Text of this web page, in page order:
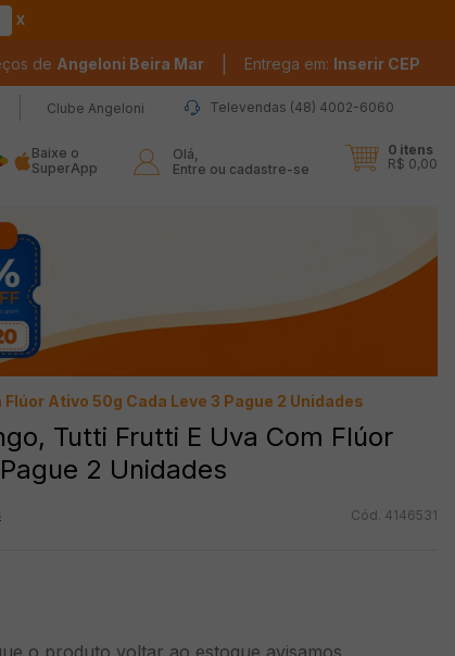
de Angeloni Beira Mar Entrega em: Inserir CEP
Clube Angeloni Televendas (48) 4002-6060
Baixe o
SuperApp
Olá,
Entre ou cadastre-se
0 itens
R$ 0,00
Ativo 50g Cada Leve 3 Pague 2 Unidades
Tutti Frutti E Uva Com Flúor
2 Unidades
4146531